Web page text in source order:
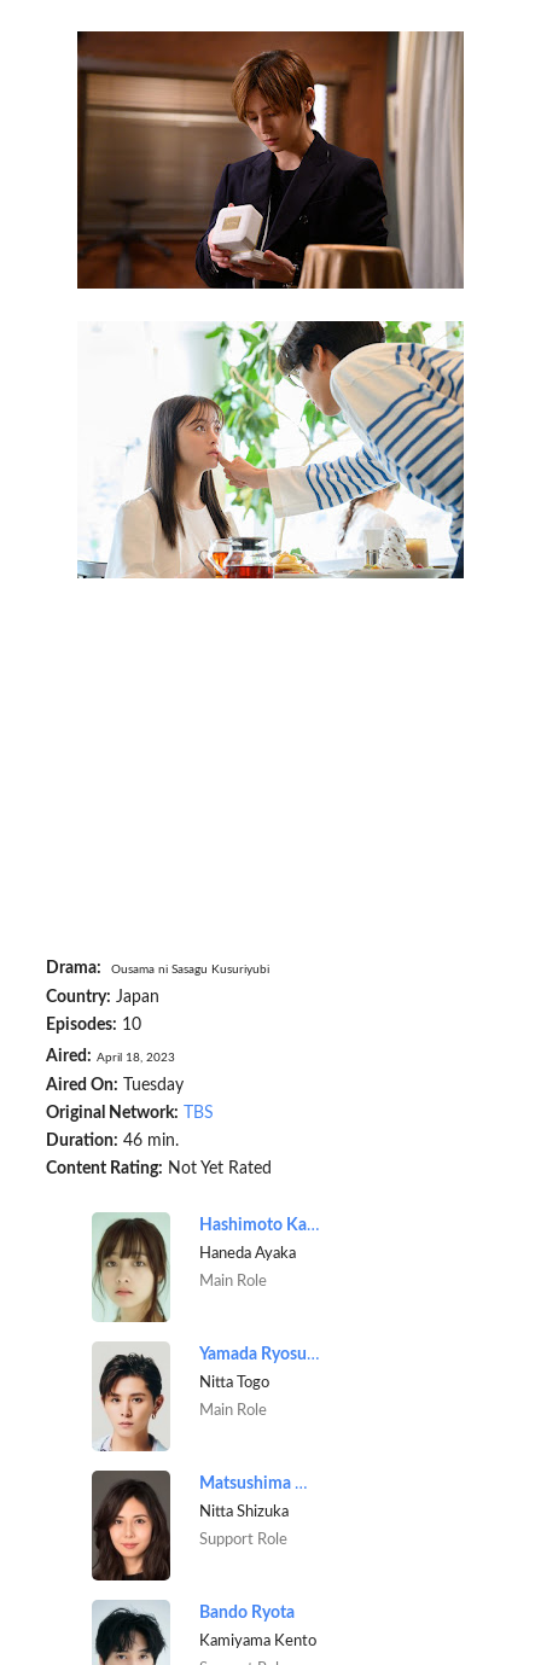
Drama: Ousama ni Sasagu Kusuriyubi
Country: Japan
Episodes: 10
Aired: April 18, 2023
Aired On:
Tuesday
Original Network:
TBS
Duration: 46 min.
Content Rating: Not Yet Rated
Hashimoto Kanna
Haneda Ayaka
Main Role
Yamada Ryosuke
Nitta Togo
Main Role
Matsushima Nanako
Nitta Shizuka
Support Role
Bando Ryota
Kamiyama Kento